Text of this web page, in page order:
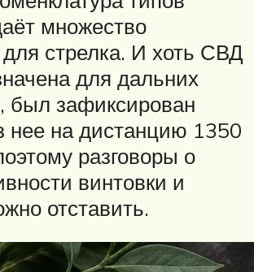
множество
стрелка. И хоть СВД
для дальних
был зафиксирован
нее на дистанцию 1350
разговоры о
винтовки и
отставить.